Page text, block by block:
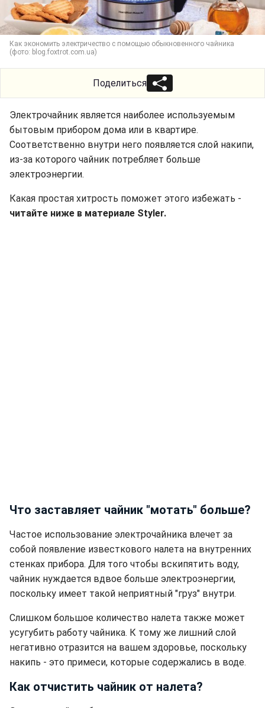
Как экономить электричество с помощью обыкновенного чайника
(фото: blog.foxtrot.com.ua)
Поделиться
Электрочайник является наиболее используемым
бытовым прибором дома или в квартире.
Соответственно внутри него появляется слой накипи,
из-за которого чайник потребляет больше
электроэнергии.
Какая простая хитрость поможет этого избежать -
читайте ниже в материале Styler.
Что заставляет чайник "мотать" больше?
Частое использование электрочайника влечет за
собой появление известкового налета на внутренних
стенках прибора. Для того чтобы вскипятить воду,
чайник нуждается вдвое больше электроэнергии,
поскольку имеет такой неприятный "груз" внутри.
Слишком большое количество налета также может
усугубить работу чайника. К тому же лишний слой
негативно отразится на вашем здоровье, поскольку
накипь - это примеси, которые содержались в воде.
Как отчистить чайник от налета?